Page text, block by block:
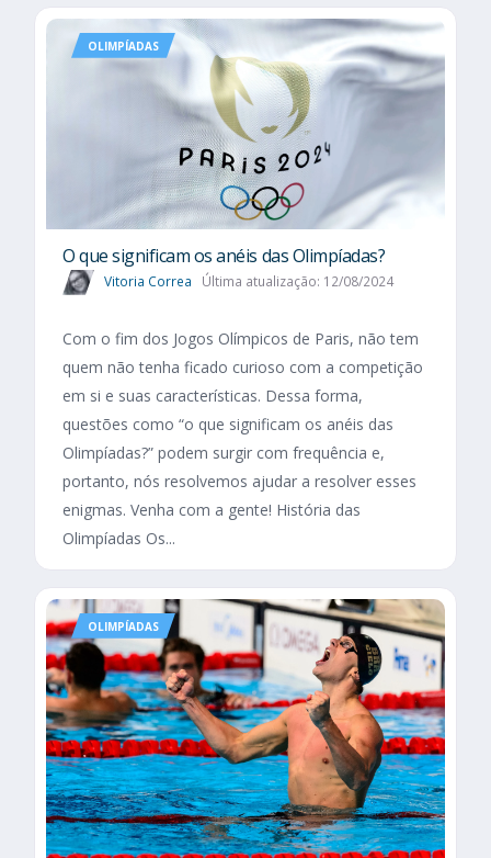
OLIMPÍADAS
O que significam os anéis das Olimpíadas?
Vitoria Correa Última atualização: 12/08/2024
Com o fim dos Jogos Olímpicos de Paris, não tem
quem não tenha ficado curioso com a competição
em si e suas características. Dessa forma,
questões como “o que significam os anéis das
Olimpíadas?” podem surgir com frequência e,
portanto, nós resolvemos ajudar a resolver esses
enigmas. Venha com a gente! História das
Olimpíadas Os...
OLIMPÍADAS